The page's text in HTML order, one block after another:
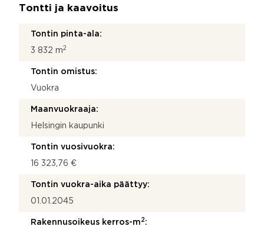
Tontti ja kaavoitus
Tontin pinta-ala:
3 832 m2
Tontin omistus:
Vuokra
Maanvuokraaja:
Helsingin kaupunki
Tontin vuosivuokra:
16 323,76 €
Tontin vuokra-aika päättyy:
01.01.2045
Rakennusoikeus kerros-m 2 :